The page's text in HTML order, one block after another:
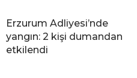
Erzurum Adliyesi’nde
yangın: 2 kişi dumandan
etkilendi